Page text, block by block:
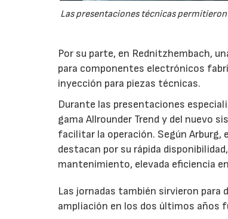
Las presentaciones técnicas
Por su parte, en Rednitzhembach,
para componentes electrónicos
inyección para piezas técnicas.
Durante las presentaciones
gama Allrounder Trend y del nuevo
facilitar la operación. Según Arburg,
destacan por su rápida
mantenimiento, elevada eficiencia
Las jornadas también sirvieron
ampliación en los dos últimos años